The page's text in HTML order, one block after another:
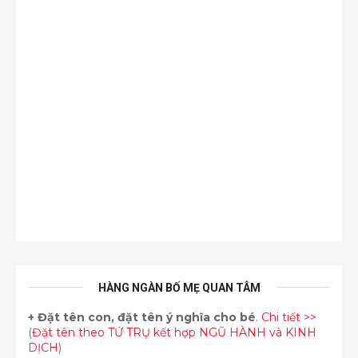
HÀNG NGÀN BỐ MẸ QUAN TÂM
+ Đặt tên con, đặt tên ý nghĩa cho bé. Chi tiết >>
(Đặt tên theo TỨ TRỤ kết hợp NGŨ HÀNH và KINH
DỊCH)